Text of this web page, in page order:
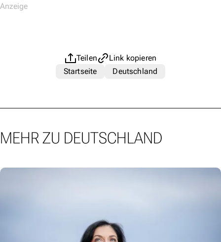
Teilen
Link kopieren
Startseite
Deutschland
MEHR ZU DEUTSCHLAND